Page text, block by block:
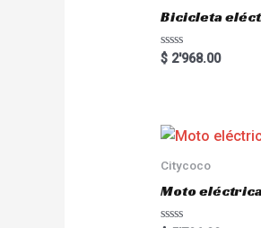
Bicicleta
R
a
o
u
o
f
5
$2'968.00
Citycoco
Moto